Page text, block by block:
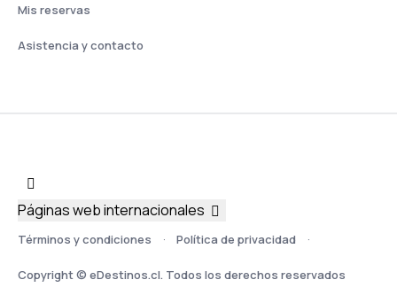
Mis reservas
Asistencia y contacto
Términos y condiciones Política de privacidad
Copyright © eDestinos.cl. Todos los derechos reservados
Páginas web internacionales